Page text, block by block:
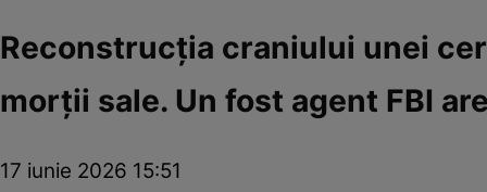
Reconstrucția craniului unei
morții sale. Un fost agent FBI
17 iunie 2026 15:51